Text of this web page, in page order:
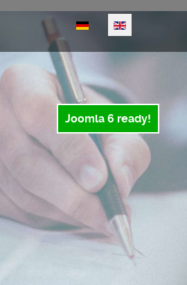
Select your language
Joomla 6 ready!